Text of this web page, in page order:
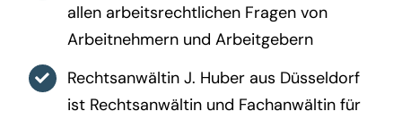
allen arbeitsrechtlichen Fragen von
Arbeitnehmern und Arbeitgebern
Rechtsanwältin J. Huber aus Düsseldorf
ist Rechtsanwältin und Fachanwältin für